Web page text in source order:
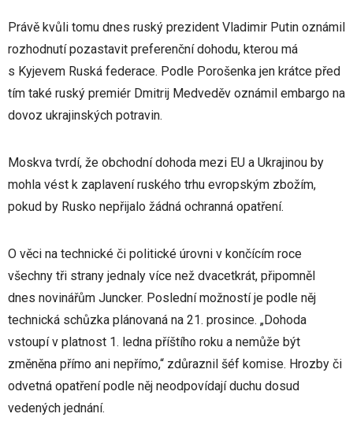
Právě kvůli tomu dnes ruský prezident Vladimir Putin oznámil
rozhodnutí pozastavit preferenční dohodu, kterou má
s Kyjevem Ruská federace. Podle Porošenka jen krátce před
tím také ruský premiér Dmitrij Medveděv oznámil embargo na
dovoz ukrajinských potravin.
Moskva tvrdí, že obchodní dohoda mezi EU a Ukrajinou by
mohla vést k zaplavení ruského trhu evropským zbožím,
pokud by Rusko nepřijalo žádná ochranná opatření.
O věci na technické či politické úrovni v končícím roce
všechny tři strany jednaly více než dvacetkrát, připomněl
dnes novinářům Juncker. Poslední možností je podle něj
technická schůzka plánovaná na 21. prosince. „Dohoda
vstoupí v platnost 1. ledna příštího roku a nemůže být
změněna přímo ani nepřímo,“ zdůraznil šéf komise. Hrozby či
odvetná opatření podle něj neodpovídají duchu dosud
vedených jednání.